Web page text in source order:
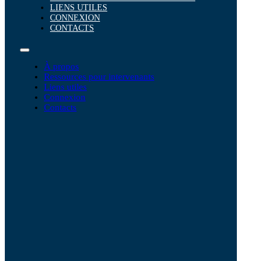
LIENS UTILES
CONNEXION
CONTACTS
À propos
Ressources pour intervenants
Liens utiles
Connexion
Contacts